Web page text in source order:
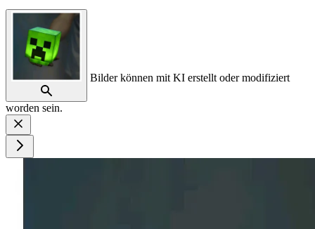
Bilder können mit KI erstellt oder modifiziert
worden sein.